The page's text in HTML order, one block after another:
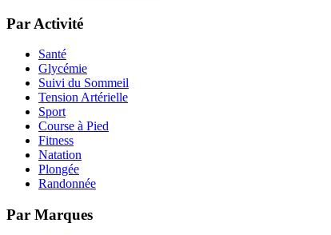
Par Activité
Santé
Glycémie
Suivi du Sommeil
Tension Artérielle
Sport
Course à Pied
Fitness
Natation
Plongée
Randonnée
Par Marques